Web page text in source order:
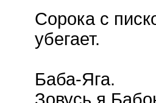
Сорока с
убегает.
Баба-Яга.